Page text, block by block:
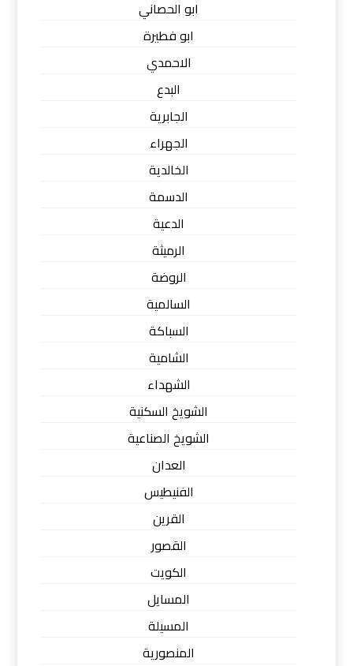
ابو الحصاني
ابو فطيرة
الاحمدي
البدع
الجابرية
الجهراء
الخالدية
الدسمة
الدعية
الرميثة
الروضة
السالمية
السباكة
الشامية
الشهداء
الشويخ السكنية
الشويخ الصناعية
العدان
الفنيطيس
القرين
القصور
الكويت
المسايل
المسيلة
المنصورية